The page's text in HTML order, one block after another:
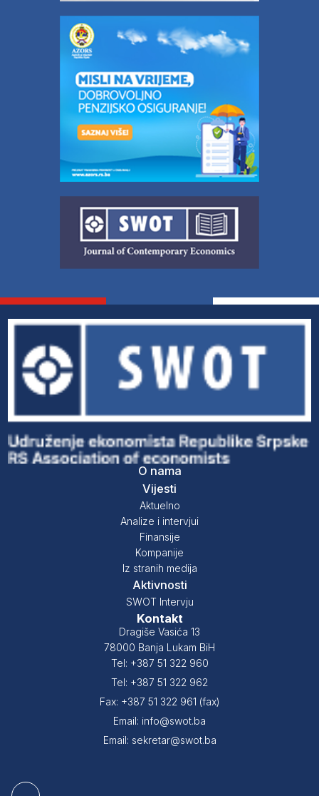
O nama
Vijesti
Aktuelno
Analize i intervjui
Finansije
Kompanije
Iz stranih medija
Aktivnosti
SWOT Intervju
Kontakt
Dragiše Vasića 13
78000 Banja Lukam BiH
Tel: +387 51 322 960
Tel: +387 51 322 962
Fax: +387 51 322 961 (fax)
Email: info@swot.ba
Email: sekretar@swot.ba